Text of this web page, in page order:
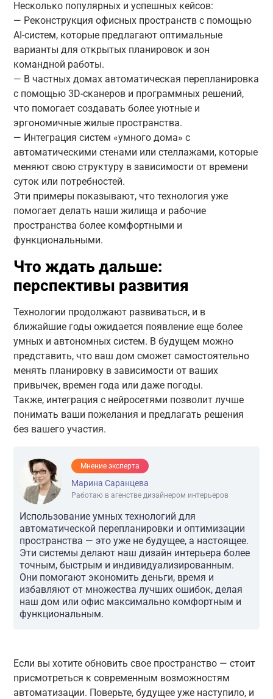
Несколько популярных и успешных кейсов:
— Реконструкция офисных пространств с помощью
AI-систем, которые предлагают оптимальные
варианты для открытых планировок и зон
командной работы.
— В частных домах автоматическая перепланировка
с помощью 3D-сканеров и программных решений,
что помогает создавать более уютные и
эргономичные жилые пространства.
— Интеграция систем «умного дома» с
автоматическими стенами или стеллажами, которые
меняют свою структуру в зависимости от времени
суток или потребностей.
Эти примеры показывают, что технология уже
помогает делать наши жилища и рабочие
пространства более комфортными и
функциональными.
Что ждать дальше:
перспективы развития
Технологии продолжают развиваться, и в
ближайшие годы ожидается появление еще более
умных и автономных систем. В будущем можно
представить, что ваш дом сможет самостоятельно
менять планировку в зависимости от ваших
привычек, времен года или даже погоды.
Также, интеграция с нейросетями позволит лучше
понимать ваши пожелания и предлагать решения
без вашего участия.
Мнение эксперта
Марина Саранцева
Работаю в агенстве дизайнером интерьеров
Использование умных технологий для
автоматической перепланировки и оптимизации
пространства — это уже не будущее, а настоящее.
Эти системы делают наш дизайн интерьера более
точным, быстрым и индивидуализированным.
Они помогают экономить деньги, время и
избавляют от множества лучших ошибок, делая
наш дом или офис максимально комфортным и
функциональным.
Если вы хотите обновить свое пространство — стоит
присмотреться к современным возможностям
автоматизации. Поверьте, будущее уже наступило, и